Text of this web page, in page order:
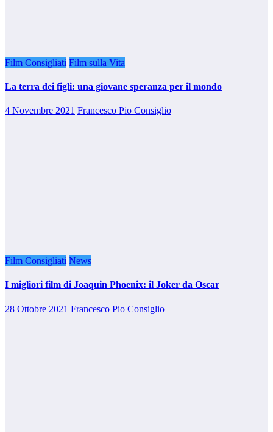
Film Consigliati Film sulla Vita
La terra dei figli: una giovane speranza per il mondo
4 Novembre 2021 Francesco Pio Consiglio
Film Consigliati News
I migliori film di Joaquin Phoenix: il Joker da Oscar
28 Ottobre 2021 Francesco Pio Consiglio